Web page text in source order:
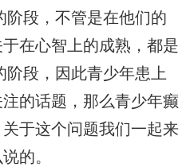
阶段，不管是在他们的
在心智上的成熟，都是
阶段，因此青少年患上
的话题，那么青少年癫
于这个问题我们一起来
的。